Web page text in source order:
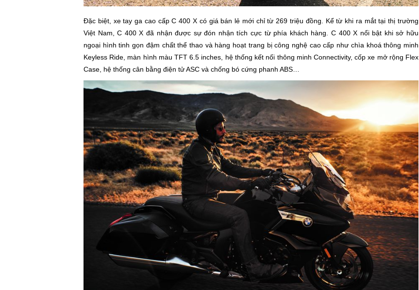
Đặc biệt, xe tay ga cao cấp C 400 X có giá bán lẻ mới chỉ từ 269 triệu đồng. Kể từ khi ra mắt tại thị trường
Việt Nam, C 400 X đã nhận được sự đón nhận tích cực từ phía khách hàng. C 400 X nổi bật khi sở hữu
ngoại hình tinh gọn đậm chất thể thao và hàng hoạt trang bị công nghệ cao cấp như chìa khoá thông minh
Keyless Ride, màn hình màu TFT 6.5 inches, hệ thống kết nối thông minh Connectivity, cốp xe mở rộng Flex
Case, hệ thống cân bằng điện tử ASC và chống bó cứng phanh ABS…